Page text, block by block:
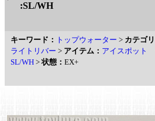
:SL/WH
キーワード： トップウォーター > カテゴリ
ライトリバー > アイテム： アイスポット
SL/WH >状態： EX+